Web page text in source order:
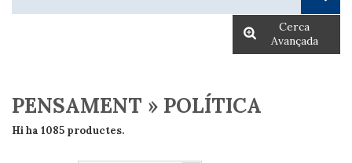
Cerca
Avançada
PENSAMENT » POLÍTICA
Hi ha 1085 productes.